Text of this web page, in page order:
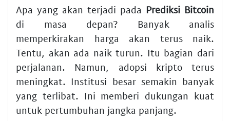
Apa yang akan terjadi pada Prediksi Bitcoin
di masa depan? Banyak analis
memperkirakan harga akan terus naik.
Tentu, akan ada naik turun. Itu bagian dari
perjalanan. Namun, adopsi kripto terus
meningkat. Institusi besar semakin banyak
yang terlibat. Ini memberi dukungan kuat
untuk pertumbuhan jangka panjang.